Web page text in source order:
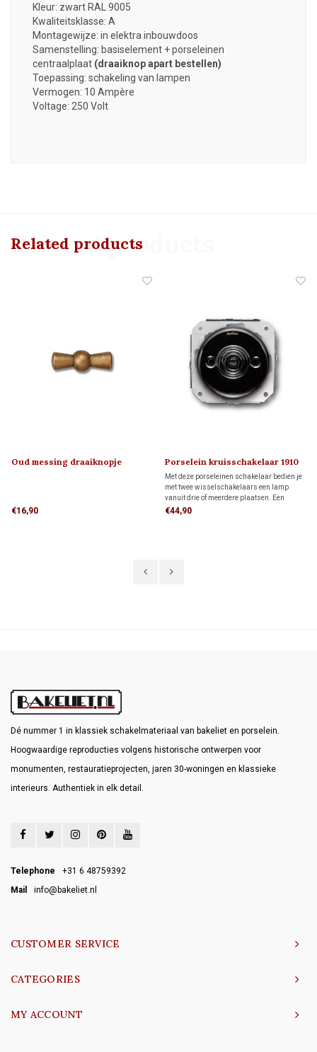
Kleur: zwart RAL 9005
Kwaliteitsklasse: A
Montagewijze: in elektra inbouwdoos
Samenstelling: basiselement + porseleinen
centraalplaat (draaiknop apart bestellen)
Toepassing: schakeling van lampen
Vermogen: 10 Ampère
Voltage: 250 Volt
Related products
Related products
Oud messing draaiknopje
€16,90
Porselein kruisschakelaar 1910
Met deze porseleinen schakelaar bedien je
met twee wisselschakelaars een lamp
vanuit drie of meerdere plaatsen. Een
bijbehorend draaiknopje bestel je hieronder
€44,90
Dé nummer 1 in klassiek schakelmateriaal van bakeliet en porselein.
Hoogwaardige reproducties volgens historische ontwerpen voor
monumenten, restauratieprojecten, jaren 30-woningen en klassieke
interieurs. Authentiek in elk detail.
Telephone
+31 6 48759392
Mail
info@bakeliet.nl
CUSTOMER SERVICE
CATEGORIES
MY ACCOUNT